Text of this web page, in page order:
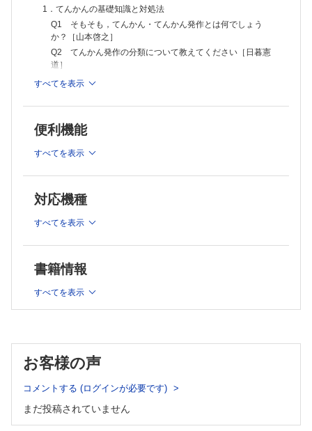
庸介］
Q19 抗てんかん薬の選択について教えてください［川村健太郎］
Q20 新規抗てんかん薬について教えてください［石田 悠 山中
Q21 抗てんかん薬の副作用とその対処法を教えてください［岩崎俊
Q22 各てんかん症候群における推奨薬剤は何でしょうか？［岡西
Q24 てんかんにおけるケトン食療法について教えてください［伊
藤 進］
Q25 てんかんで手術が必要になるのはどのような場合でしょうか？
Q26 迷走神経刺激療法とは何でしょうか？［白石秀明］
ょうか？［福村 忍］
Q28 保護者の方にてんかんについてわかりやすく伝えるコツは何で
ください［辻 健史］
Q30 てんかんにおけるスティグマとは何でしょうか？［植松有里
佳］
Q31 日常生活や学校生活での注意点は何でしょうか？［植田佑樹］
Q32 てんかん患者の運転免許の取得や職業の制限について教えてく
Q34 神経発達症とてんかんとの関係を教えてください［丸山幸一］
Q36 てんかん患者の突然死や自殺について教えてください［阿部裕
II てんかん各論
Q37 良性乳児てんかんについて教えてください［奥村彰久］
1．てんかんの基礎知識と対処法
Q1 そもそも，てんかん・てんかん発作とは何でしょう
か？［山本啓之］
Q2 てんかん発作の分類について教えてください［日暮憲
道］
Q3 てんかん症候群の分類について教えてください［日暮
Q4 てんかんを起こす基礎疾患には何がありますか？［鈴
木保宏］
Q5 てんかんを疑う徴候の病歴聴取のコツは？［榎 日出
夫］
薬剤抵抗性）は何でしょうか？［高橋 悟］
Q7 初回発作の患者さんにはどのように対応すればよいで
しょうか？［伊藤智城］
Q8 てんかん重積状態とその対処法について教えてくださ
2．てんかんの検査
Q9 てんかんを疑った場合に，脳波をとる意義とそのタイ
ミングについて教えてください［加藤 徹］
Q10 脳波がよくわからないのですが，どうすればよいでし
Q12 てんかんを疑った場合に，頭部MRIをとる意義は何で
しょうか？［伊藤希美］
［東 慶輝］
Q14 抗てんかん薬の血中濃度測定などの採血はどうすれば
よいでしょうか？［糸見和也］
すべてを表示
便利機能
すべてを表示
対応機種
すべてを表示
書籍情報
すべてを表示
お客様の声
コメントする (ログインが必要です)
まだ投稿されていません